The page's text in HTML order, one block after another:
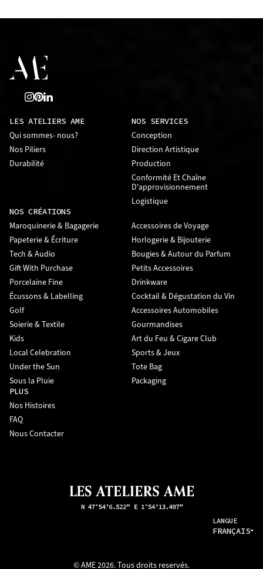
LES ATELIERS AME
Qui sommes- nous?
Nos Piliers
Durabilité
NOS SERVICES
Conception
Direction Artistique
Production
Conformité Et Chaîne
D'approvisionnement
Logistique
NOS CRÉATIONS
Maroquinerie & Bagagerie
Accessoires de Voyage
Papeterie & Écriture
Horlogerie & Bijouterie
Tech & Audio
Bougies & Autour du Parfum
Gift With Purchase
Petits Accessoires
Porcelaine Fine
Drinkware
Écussons & Labelling
Cocktail & Dégustation du Vin
Golf
Accessoires Automobiles
Soierie & Textile
Gourmandises
Kids
Art du Feu & Cigare Club
Local Celebration
Sports & Jeux
Under the Sun
Tote Bag
Sous la Pluie
Packaging
PLUS
Nos Histoires
FAQ
Nous Contacter
LANGUE
FRANÇAIS
© AME 2026. Tous droits reservés.